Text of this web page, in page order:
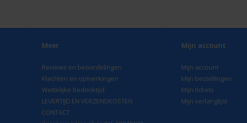
Meer
Reviews en beoordelingen
Klachten en opmerkingen
Wettelijke bedenktijd
LEVERTIJD EN VERZENDKOSTEN
CONTACT
Mijn account
Mijn account
Mijn bestellingen
Mijn tickets
Mijn verlanglijst